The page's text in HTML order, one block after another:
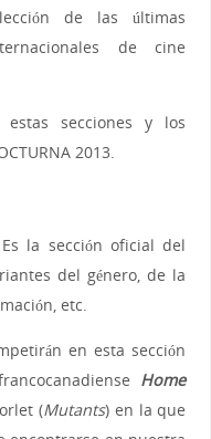
de las últimas
de cine
estas secciones y los
2013.
Es la sección oficial del
del género, de la
etc.
en esta sección
Home
(Mutants) en la que